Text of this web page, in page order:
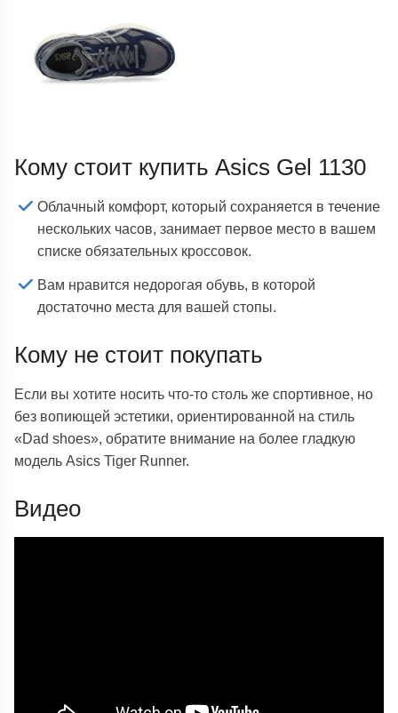
Кому стоит купить Asics Gel 1130
Облачный комфорт, который сохраняется в течение
нескольких часов, занимает первое место в вашем
списке обязательных кроссовок.
Вам нравится недорогая обувь, в которой
достаточно места для вашей стопы.
Кому не стоит покупать
Если вы хотите носить что-то столь же спортивное, но
без вопиющей эстетики, ориентированной на стиль
«Dad shoes», обратите внимание на более гладкую
модель Asics Tiger Runner.
Видео